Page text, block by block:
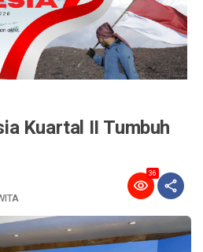
Kuartal II Tumbuh
36